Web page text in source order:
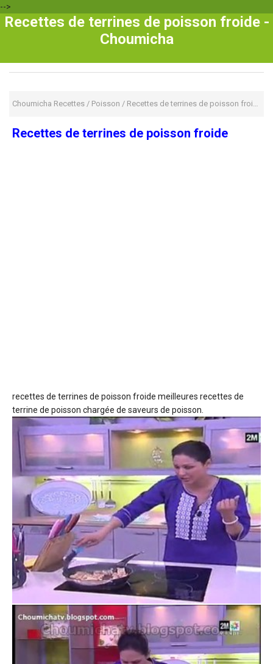
-->
Recettes de terrines de poisson froide -
Choumicha
Choumicha Recettes / Poisson / Recettes de terrines de poisson froide
Recettes de terrines de poisson froide
recettes de terrines de poisson froide meilleures recettes de
terrine de poisson chargée de saveurs de poisson.